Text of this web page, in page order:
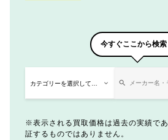
今すぐここから検索
表示される買取価格は過去の実績で
証するものではありません。